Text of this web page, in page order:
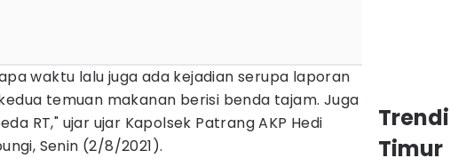
waktu lalu juga ada kejadian serupa laporan
temuan makanan berisi benda tajam. Juga
RT," ujar ujar Kapolsek Patrang AKP Hedi
Senin (2/8/2021).
Timur